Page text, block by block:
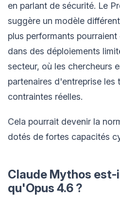
en parlant de sécurité. Le
suggère un modèle
plus performants
dans des déploiements
secteur, où les chercheurs
partenaires d'entreprise les
contraintes réelles.
Cela pourrait devenir la
dotés de fortes capacités
Claude Mythos est-
qu'Opus 4.6 ?